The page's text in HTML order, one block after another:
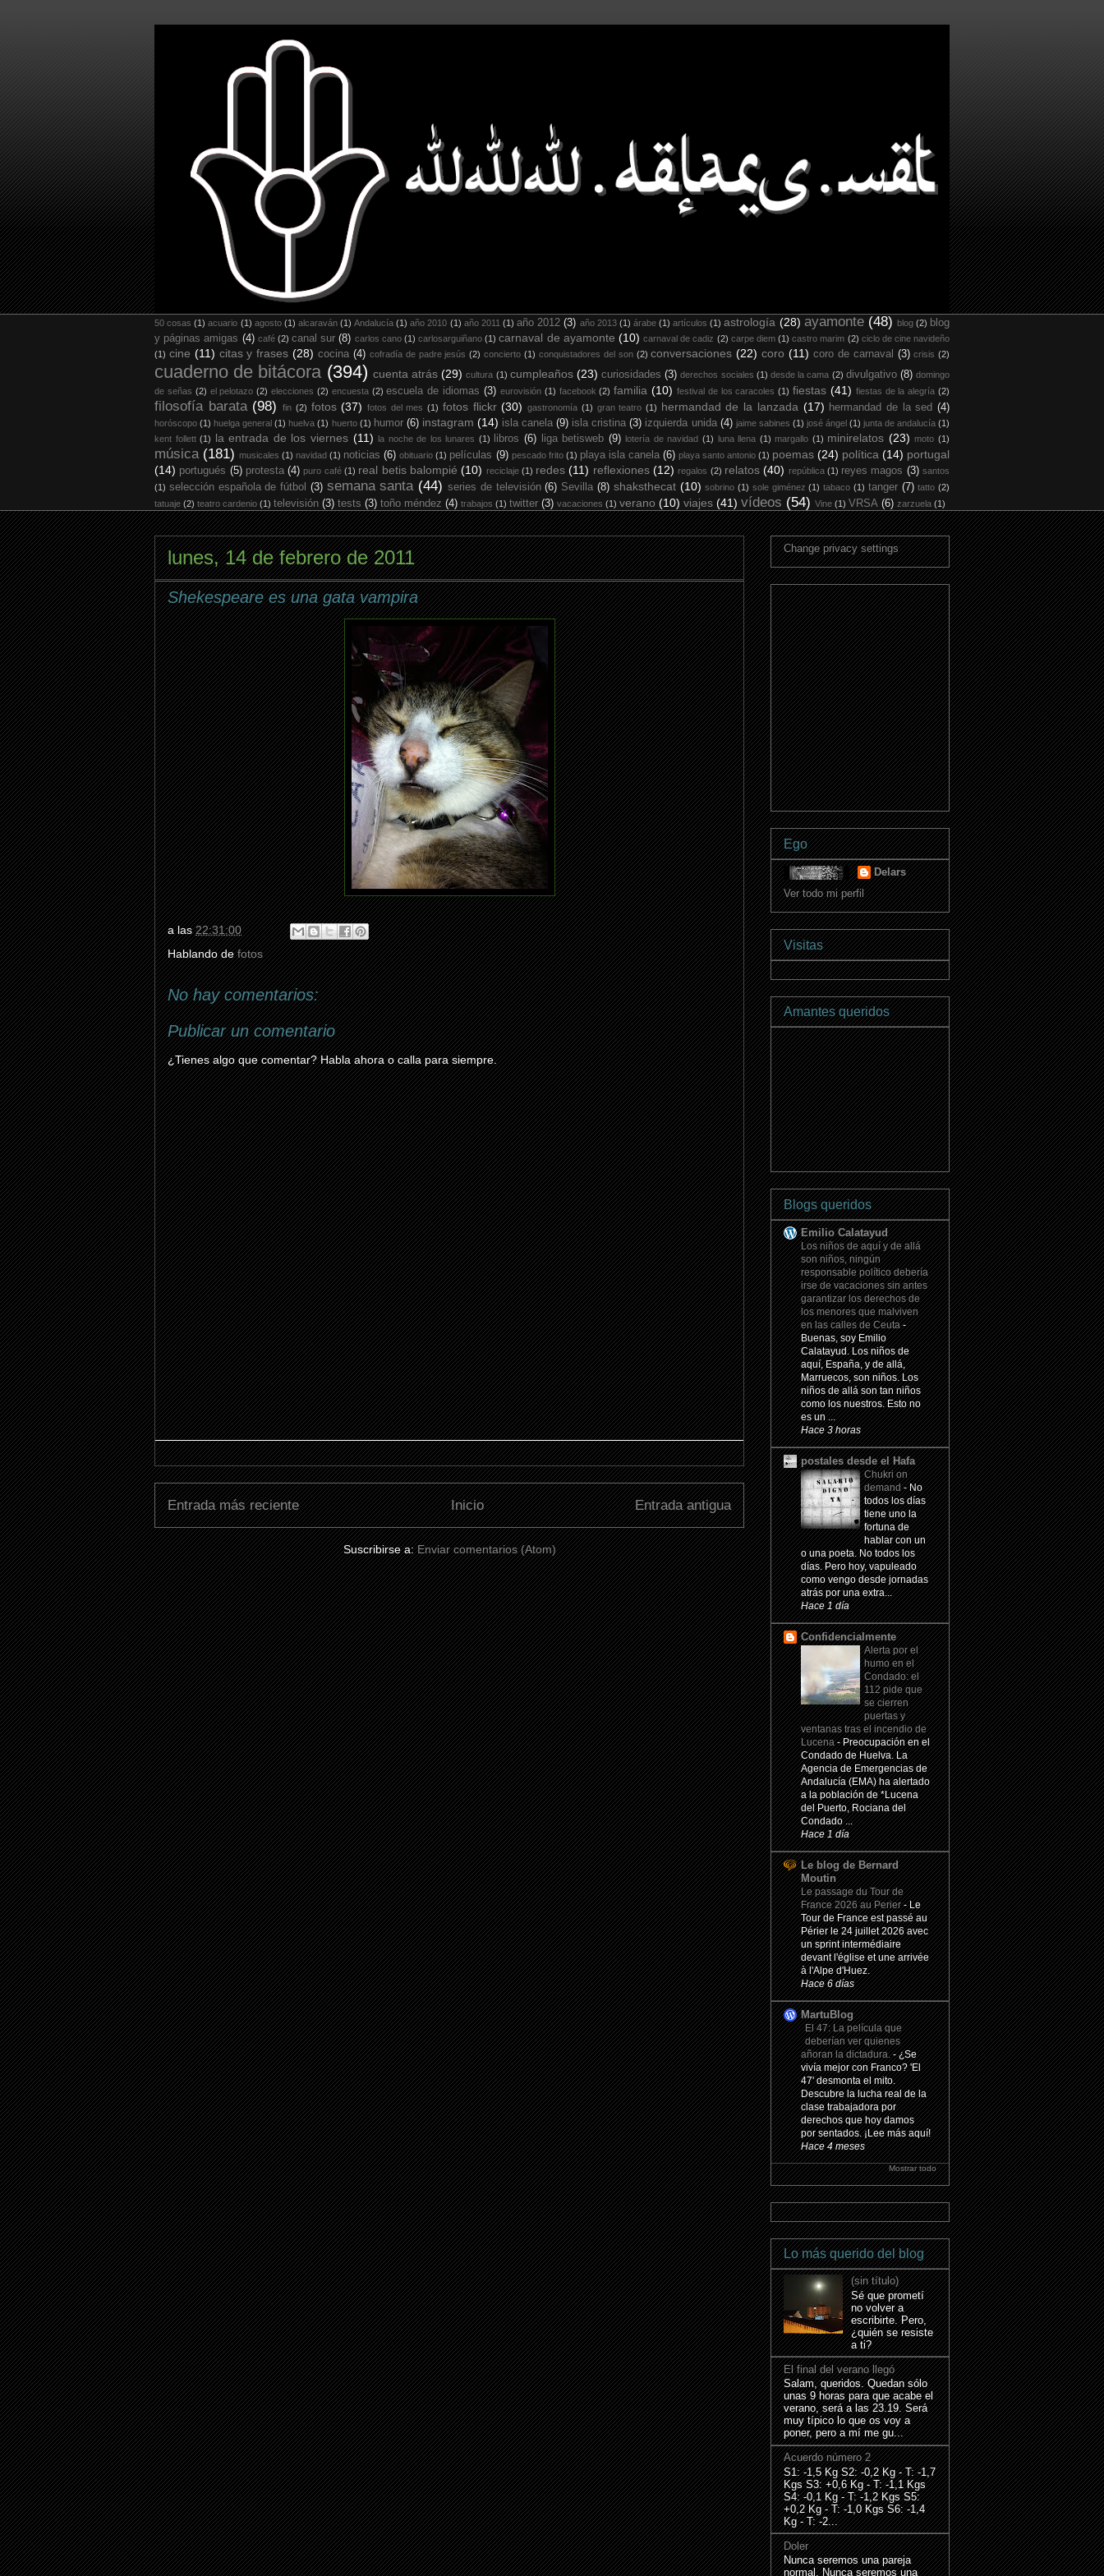
50 cosas (1) acuario (1) agosto (1) alcaraván (1) Andalucía (1) año 2010 (1) año 2011 (1) año 2012 (3) año 2013 (1) árabe (1) artículos (1) astrología (28) ayamonte (48) blog (2) blog
y páginas amigas (4) café (2) canal sur (8) carlos cano (1) carlosarguiñano (1) carnaval de ayamonte (10) carnaval de cadiz (2) carpe diem (1) castro marim (2) ciclo de cine navideño
(1) cine (11) citas y frases (28) cocina (4) cofradía de padre jesús (2) concierto (1) conquistadores del son (2) conversaciones (22) coro (11) coro de carnaval (3) crisis (2)
cuaderno de bitácora (394) cuenta atrás (29) cultura (1) cumpleaños (23) curiosidades (3) derechos sociales (1) desde la cama (2) divulgativo (8) domingo
de señas (2) el pelotazo (2) elecciones (2) encuesta (2) escuela de idiomas (3) eurovisión (1) facebook (2) familia (10) festival de los caracoles (1) fiestas (41) fiestas de la alegría (2)
filosofía barata (98) fin (2) fotos (37) fotos del mes (1) fotos flickr (30) gastronomía (1) gran teatro (1) hermandad de la lanzada (17) hermandad de la sed (4)
horóscopo (1) huelga general (1) huelva (1) huerto (1) humor (6) instagram (14) isla canela (9) isla cristina (3) izquierda unida (4) jaime sabines (1) josé ángel (1) junta de andalucía (1)
kent follett (1) la entrada de los viernes (11) la noche de los lunares (1) libros (6) liga betisweb (9) lotería de navidad (1) luna llena (1) margallo (1) minirelatos (23) moto (1)
música (181) musicales (1) navidad (1) noticias (6) obituario (1) películas (9) pescado frito (1) playa isla canela (6) playa santo antonio (1) poemas (24) política (14) portugal
(14) portugués (5) protesta (4) puro café (1) real betis balompié (10) reciclaje (1) redes (11) reflexiones (12) regalos (2) relatos (40) república (1) reyes magos (3) santos
(1) selección española de fútbol (3) semana santa (44) series de televisión (6) Sevilla (8) shaksthecat (10) sobrino (1) sole giménez (1) tabaco (1) tanger (7) tatto (2)
tatuaje (2) teatro cardenio (1) televisión (3) tests (3) toño méndez (4) trabajos (1) twitter (3) vacaciones (1) verano (10) viajes (41) vídeos (54) Vine (1) VRSA (6) zarzuela (1)
lunes, 14 de febrero de 2011
Shekespeare es una gata vampira
a las22:31:00
Hablando defotos
No hay comentarios:
Publicar un comentario
¿Tienes algo que comentar? Habla ahora o calla para siempre.
Entrada más reciente Entrada antigua
Inicio
Suscribirse a:Enviar comentarios (Atom)
Change privacy settings
Ego
Delars
Ver todo mi perfil
Visitas
Amantes queridos
Blogs queridos
Emilio Calatayud
Los niños de aquí y de allá
son niños, ningún
responsable político debería
irse de vacaciones sin antes
garantizar los derechos de
los menores que malviven
en las calles de Ceuta-
Buenas, soy Emilio
Calatayud. Los niños de
aquí, España, y de allá,
Marruecos, son niños. Los
niños de allá son tan niños
como los nuestros. Esto no
es un ...
Hace 3 horas
postales desde el Hafa
Chukri on
demand-No
todos los días
tiene uno la
fortuna de
hablar con un
o una poeta. No todos los
días. Pero hoy, vapuleado
como vengo desde jornadas
atrás por una extra...
Hace 1 día
Confidencialmente
Alerta por el
humo en el
Condado: el
112 pide que
se cierren
puertas y
ventanas tras el incendio de
Lucena-Preocupación en el
Condado de Huelva. La
Agencia de Emergencias de
Andalucía (EMA) ha alertado
a la población de *Lucena
del Puerto, Rociana del
Condado ...
Hace 1 día
Le blog de Bernard
Moutin
Le passage du Tour de
France 2026 au Perier-Le
Tour de France est passé au
Périer le 24 juillet 2026 avec
un sprint intermédiaire
devant l'église et une arrivée
à l'Alpe d'Huez.
Hace 6 días
MartuBlog
El 47: La película que
deberían ver quienes
añoran la dictadura.-¿Se
vivía mejor con Franco? 'El
47' desmonta el mito.
Descubre la lucha real de la
clase trabajadora por
derechos que hoy damos
por sentados. ¡Lee más aquí!
Hace 4 meses
Mostrar todo
Lo más querido del blog
(sin título)
Sé que prometí
no volver a
escribirte. Pero,
¿quién se resiste
a ti?
El final del verano llegó
Salam, queridos. Quedan sólo
unas 9 horas para que acabe el
verano, será a las 23.19. Será
muy típico lo que os voy a
poner, pero a mí me gu...
Acuerdo número 2
S1: -1,5 Kg S2: -0,2 Kg - T: -1,7
Kgs S3: +0,6 Kg - T: -1,1 Kgs
S4: -0,1 Kg - T: -1,2 Kgs S5:
+0,2 Kg - T: -1,0 Kgs S6: -1,4
Kg - T: -2...
Doler
Nunca seremos una pareja
normal. Nunca seremos una